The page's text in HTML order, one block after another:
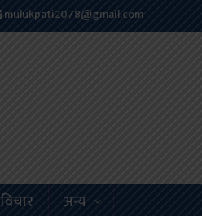
mulukpati2078@gmail.com
विचार अन्य